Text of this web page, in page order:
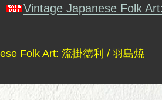
Vintage Japanese Folk
Folk Art: 流掛徳利 / 羽島焼